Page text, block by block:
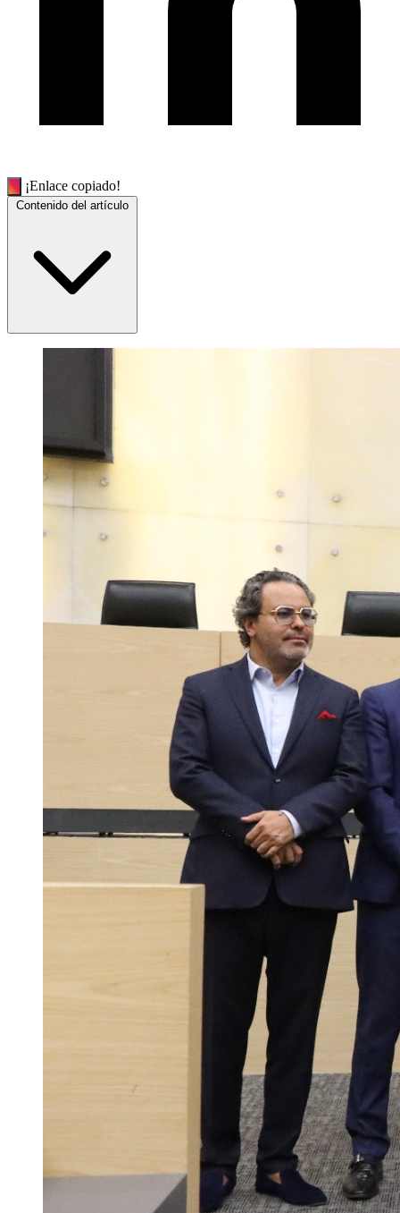
¡Enlace copiado!
Contenido del artículo